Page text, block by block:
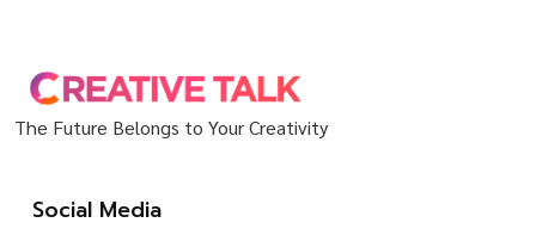
The Future Belongs to Your Creativity
Social Media